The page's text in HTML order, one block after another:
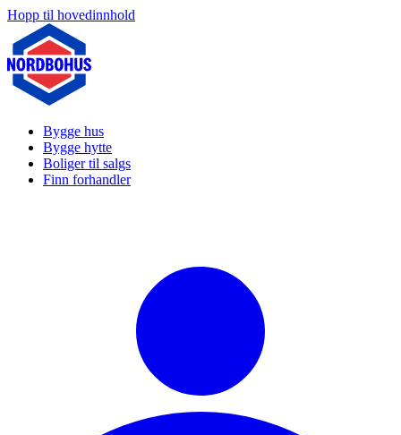
Hopp til hovedinnhold
Bygge hus
Bygge hytte
Boliger til salgs
Finn forhandler